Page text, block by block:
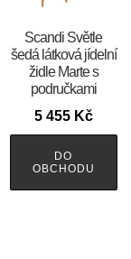
Scandi Světle
šedá látková jídelní
židle Marte s
područkami
5 455 Kč
DO
OBCHODU